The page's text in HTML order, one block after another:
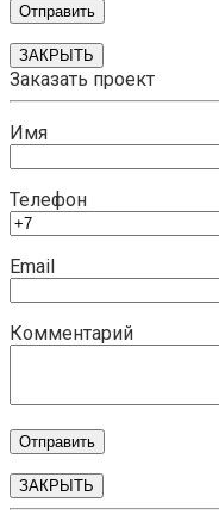
ЗАКРЫТЬ
Заказать проект
Имя
Телефон
Email
Комментарий
ЗАКРЫТЬ